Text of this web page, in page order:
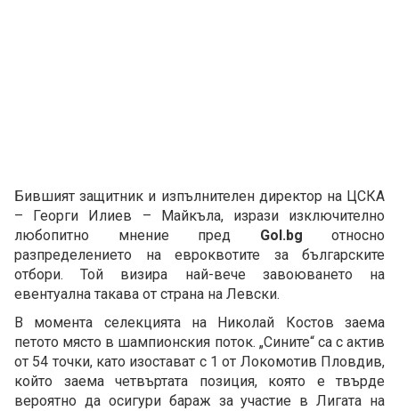
Бившият защитник и изпълнителен директор на ЦСКА
– Георги Илиев – Майкъла, изрази изключително
любопитно мнение пред Gol.bg относно
разпределението на евроквотите за българските
отбори. Той визира най-вече завоюването на
евентуална такава от страна на Левски.
В момента селекцията на Николай Костов заема
петото място в шампионския поток. „Сините“ са с актив
от 54 точки, като изостават с 1 от Локомотив Пловдив,
който заема четвъртата позиция, която е твърде
вероятно да осигури бараж за участие в Лигата на